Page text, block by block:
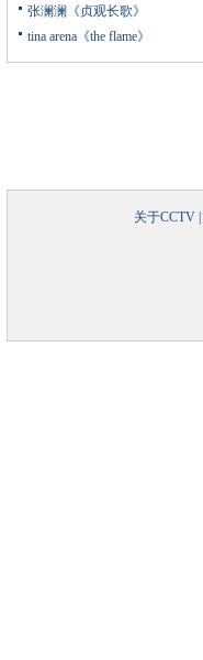
张澜澜《贞观长歌》
tina arena《the flame》
关于CCTV